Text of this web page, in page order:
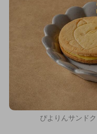
ぴよりんサンド